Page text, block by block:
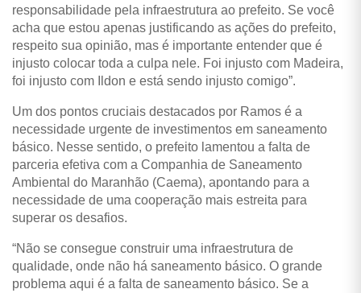
responsabilidade pela infraestrutura ao prefeito. Se você
acha que estou apenas justificando as ações do prefeito,
respeito sua opinião, mas é importante entender que é
injusto colocar toda a culpa nele. Foi injusto com Madeira,
foi injusto com Ildon e está sendo injusto comigo”.
Um dos pontos cruciais destacados por Ramos é a
necessidade urgente de investimentos em saneamento
básico. Nesse sentido, o prefeito lamentou a falta de
parceria efetiva com a Companhia de Saneamento
Ambiental do Maranhão (Caema), apontando para a
necessidade de uma cooperação mais estreita para
superar os desafios.
“Não se consegue construir uma infraestrutura de
qualidade, onde não há saneamento básico. O grande
problema aqui é a falta de saneamento básico. Se a